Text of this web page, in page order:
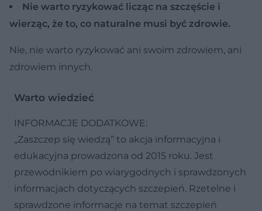
Nie warto ryzykować licząc na szczęście i
wierząc, że to, co naturalne musi być zdrowie.
Nie, nie warto ryzykować ani swoim zdrowiem, ani
zdrowiem innych.
Warto wiedzieć
INFORMACJE DODATKOWE:
„Zaszczep się wiedzą” to akcja informacyjna i
edukacyjna prowadzona od 2015 roku. Jest
przewodnikiem po wiarygodnych i sprawdzonych
informacjach dotyczących szczepień. Rzetelne i
sprawdzone informacje na temat szczepień